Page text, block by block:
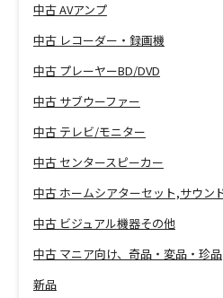
中古 AVアンプ
中古 レコーダー・録画機
中古 プレーヤーBD/DVD
中古 サブウーファー
中古 テレビ/モニター
中古 センタースピーカー
中古 ビジュアル機器その他
中古 マニア向け、奇品・変品・珍品
新品